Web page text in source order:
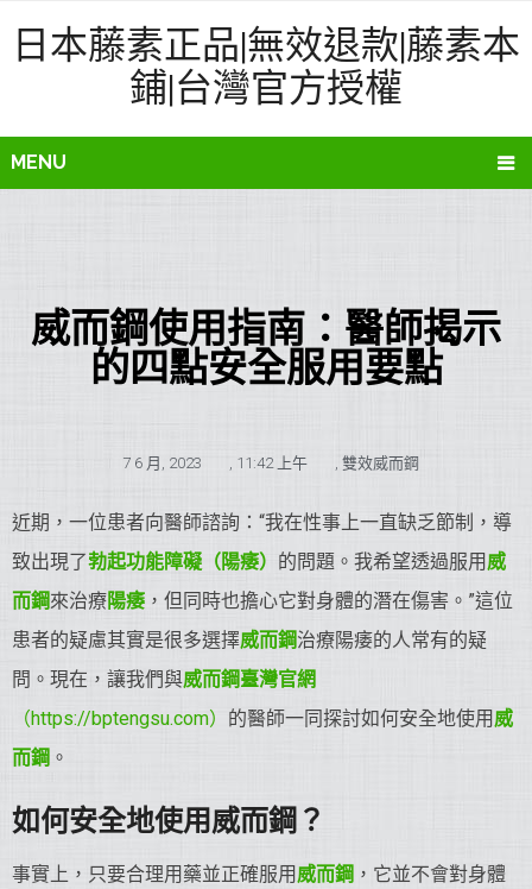
日本藤素正品|無效退款|藤素本
鋪|台灣官方授權
MENU
威而鋼使用指南：醫師揭示
的四點安全服用要點
7 6 月, 2023 , 11:42 上午 , 雙效威而鋼
近期，一位患者向醫師諮詢：“我在性事上一直缺乏節制，導
致出現了勃起功能障礙（陽痿） 的問題。我希望透過服用 威
而鋼來治療陽痿 ，但同時也擔心它對身體的潛在傷害。”這位
患者的疑慮其實是很多選擇威而鋼治療陽痿的人常有的疑
問。現在，讓我們與威而鋼臺灣官網
（https://bptengsu.com） 的醫師一同探討如何安全地使用 威
而鋼 。
如何安全地使用威而鋼？
事實上，只要合理用藥並正確服用 威而鋼 ，它並不會對身體